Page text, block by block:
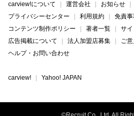
carview!について 運営会社 お知らせ
プライバシーセンター
利用規約
免責
コンテンツ制作ポリシー
著者一覧
サ
広告掲載について
法人加盟店募集
ご
ヘルプ・お問い合わせ
carview! Yahoo! JAPAN